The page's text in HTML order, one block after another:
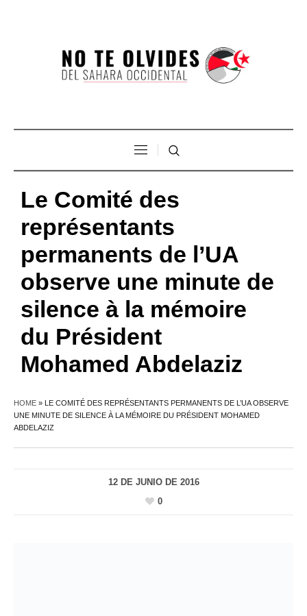
Le Comité des
représentants
permanents de l’UA
observe une minute de
silence à la mémoire
du Président
Mohamed Abdelaziz
HOME » LE COMITÉ DES REPRÉSENTANTS PERMANENTS DE L’UA OBSERVE
UNE MINUTE DE SILENCE À LA MÉMOIRE DU PRÉSIDENT MOHAMED
ABDELAZIZ
12 DE JUNIO DE 2016
0